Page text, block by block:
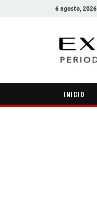
6 agosto, 2026
INICIO